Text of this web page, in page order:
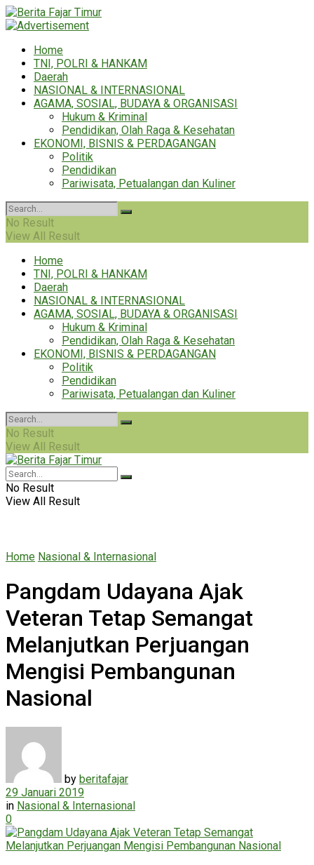
Home
TNI, POLRI & HANKAM
Daerah
NASIONAL & INTERNASIONAL
AGAMA, SOSIAL, BUDAYA & ORGANISASI
Hukum & Kriminal
Pendidikan, Olah Raga & Kesehatan
EKONOMI, BISNIS & PERDAGANGAN
Politik
Pendidikan
Pariwisata, Petualangan dan Kuliner
No Result
View All Result
Home
TNI, POLRI & HANKAM
Daerah
NASIONAL & INTERNASIONAL
AGAMA, SOSIAL, BUDAYA & ORGANISASI
Hukum & Kriminal
Pendidikan, Olah Raga & Kesehatan
EKONOMI, BISNIS & PERDAGANGAN
Politik
Pendidikan
Pariwisata, Petualangan dan Kuliner
No Result
View All Result
No Result
View All Result
Home Nasional & Internasional
Pangdam Udayana Ajak
Veteran Tetap Semangat
Melanjutkan Perjuangan
Mengisi Pembangunan
Nasional
by beritafajar
29 Januari 2019
in Nasional & Internasional
0